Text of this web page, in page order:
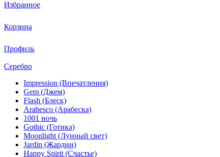
Избранное
Корзина
Профиль
Серебро
Impression (Впечатления)
Gem (Джем)
Flash (Блеск)
Arabesco (Арабеска)
1001 ночь
Gothic (Готика)
Moonlight (Лунный свет)
Jardin (Жардин)
Happy Spirit (Счастье)